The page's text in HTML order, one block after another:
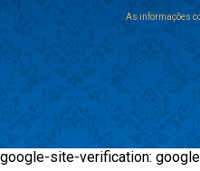
As informações
google-site-verification: